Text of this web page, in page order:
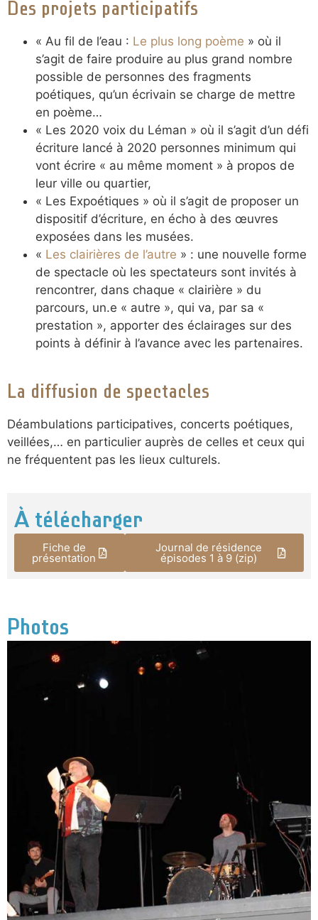
Des projets participatifs
« Au fil de l’eau : Le plus long poème » où il
s’agit de faire produire au plus grand nombre
possible de personnes des fragments
poétiques, qu’un écrivain se charge de mettre
en poème…
« Les 2020 voix du Léman » où il s’agit d’un défi
écriture lancé à 2020 personnes minimum qui
vont écrire « au même moment » à propos de
leur ville ou quartier,
« Les Expoétiques » où il s’agit de proposer un
dispositif d’écriture, en écho à des œuvres
exposées dans les musées.
« Les clairières de l’autre » : une nouvelle forme
de spectacle où les spectateurs sont invités à
rencontrer, dans chaque « clairière » du
parcours, un.e « autre », qui va, par sa «
prestation », apporter des éclairages sur des
points à définir à l’avance avec les partenaires.
La diffusion de spectacles
Déambulations participatives, concerts poétiques,
veillées,… en particulier auprès de celles et ceux qui
ne fréquentent pas les lieux culturels.
À télécharger
Fiche de
présentation
Journal de résidence
épisodes 1 à 9 (zip)
Photos